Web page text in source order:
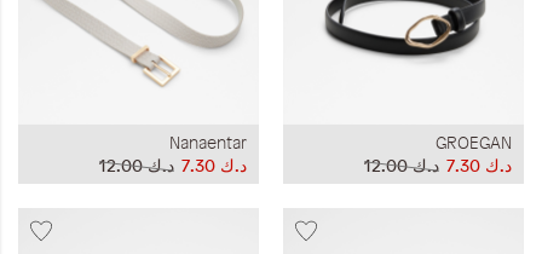
GROEGAN
د.ك‏ 12.00
د.ك‏ 7.30
Nanaentar
د.ك‏ 12.00
د.ك‏ 7.30